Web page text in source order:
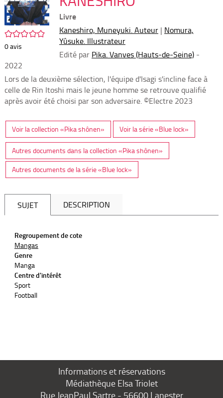
/5
0avis
Livre
Kaneshiro, Muneyuki. Auteur | Nomura,
Yûsuke. Illustrateur
Edité par Pika. Vanves (Hauts-de-Seine) -
2022
Lors de la deuxième sélection, l'équipe d'Isagi s'incline face à
celle de Rin Itoshi mais le jeune homme se retrouve qualifié
après avoir été choisi par son adversaire. ©Electre 2023
Voir la collection «Pika shônen» Voir la série «Blue lock»
Autres documents dans la collection «Pika shônen»
Autres documents de la série «Blue lock»
SUJET DESCRIPTION
Regroupement de cote
Mangas
Genre
Manga
Centre d'intérêt
Sport
Football
Informations et réservations
Médiathèque Elsa Triolet
Rue JeanPaul Sartre - 56600 Lanester